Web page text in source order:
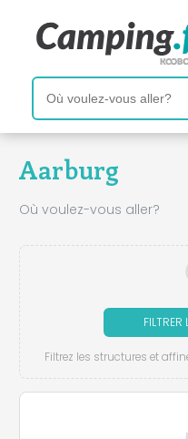
Aarburg
Où voulez-vous aller?
FILTRER
Filtrez les structures et